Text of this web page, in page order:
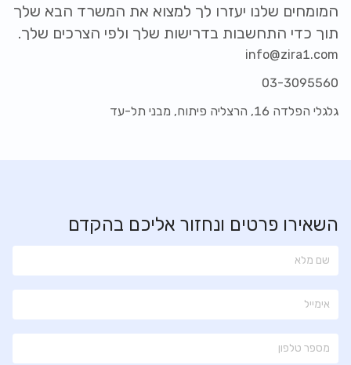
המומחים שלנו יעזרו לך למצוא את המשרד הבא שלך
תוך כדי התחשבות בדרישות שלך ולפי הצרכים שלך.
info@zira1.com
03-3095560
גלגלי הפלדה 16, הרצליה פיתוח, מבני תל-עד
השאירו פרטים ונחזור אליכם בהקדם